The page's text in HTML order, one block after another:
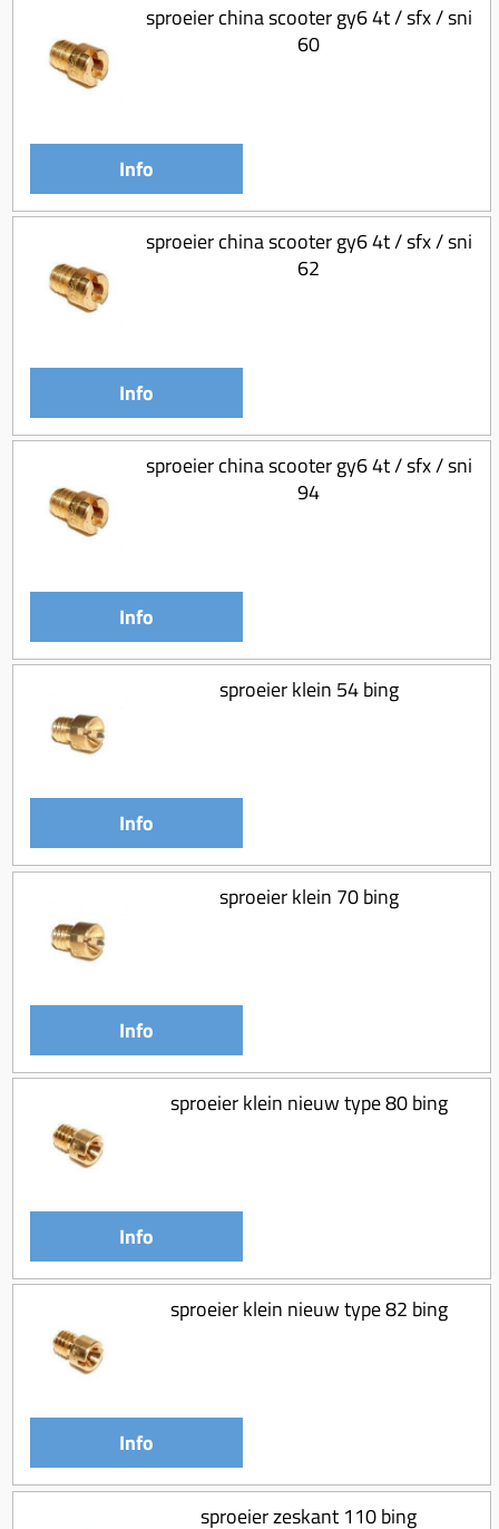
sproeier china scooter gy6 4t / sfx / sni
60
Info
sproeier china scooter gy6 4t / sfx / sni
62
Info
sproeier china scooter gy6 4t / sfx / sni
94
Info
sproeier klein 54 bing
Info
sproeier klein 70 bing
Info
sproeier klein nieuw type 80 bing
Info
sproeier klein nieuw type 82 bing
Info
sproeier zeskant 110 bing